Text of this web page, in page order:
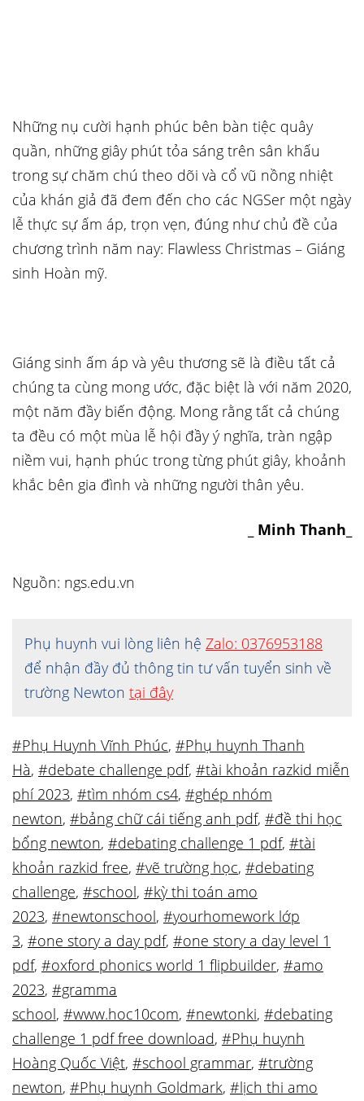
Những nụ cười hạnh phúc bên bàn tiệc quây
quần, những giây phút tỏa sáng trên sân khấu
trong sự chăm chú theo dõi và cổ vũ nồng nhiệt
của khán giả đã đem đến cho các NGSer một ngày
lễ thực sự ấm áp, trọn vẹn, đúng như chủ đề của
chương trình năm nay: Flawless Christmas – Giáng
sinh Hoàn mỹ.
Giáng sinh ấm áp và yêu thương sẽ là điều tất cả
chúng ta cùng mong ước, đặc biệt là với năm 2020,
một năm đầy biến động. Mong rằng tất cả chúng
ta đều có một mùa lễ hội đầy ý nghĩa, tràn ngập
niềm vui, hạnh phúc trong từng phút giây, khoảnh
khắc bên gia đình và những người thân yêu.
_ Minh Thanh_
Nguồn: ngs.edu.vn
Phụ huynh vui lòng liên hệ Zalo: 0376953188
để nhận đầy đủ thông tin tư vấn tuyển sinh về
trường Newton tại đây
#Phụ Huynh Vĩnh Phúc, #Phụ huynh Thanh
Hà, #debate challenge pdf, #tài khoản razkid miễn
phí 2023, #tìm nhóm cs4, #ghép nhóm
newton, #bảng chữ cái tiếng anh pdf, #đề thi học
bổng newton, #debating challenge 1 pdf, #tài
khoản razkid free, #vẽ trường học, #debating
challenge, #school, #kỳ thi toán amo
2023, #newtonschool, #yourhomework lớp
3, #one story a day pdf, #one story a day level 1
pdf, #oxford phonics world 1 flipbuilder, #amo
2023, #gramma
school, #www.hoc10com, #newtonki, #debating
challenge 1 pdf free download, #Phụ huynh
Hoàng Quốc Việt, #school grammar, #trường
newton, #Phụ huynh Goldmark, #lịch thi amo